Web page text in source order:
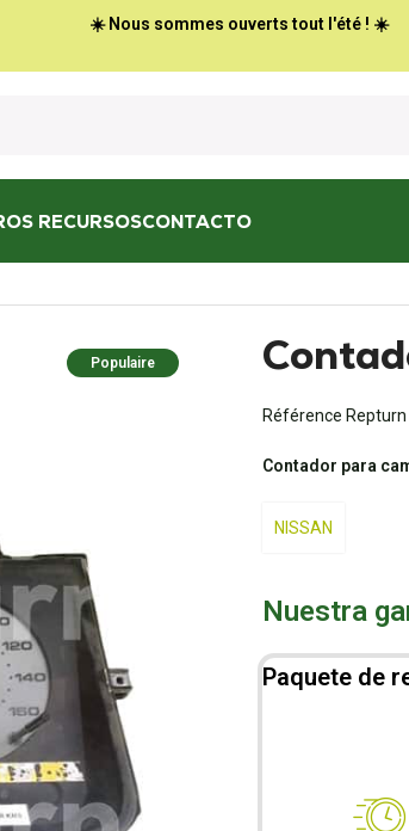
☀️ Nous sommes ouverts tout l'été ! ☀️
RECURSOSCONTACTO
Populaire
Référence Repturn
Contador para
NISSAN
Nuestra
Paquete de